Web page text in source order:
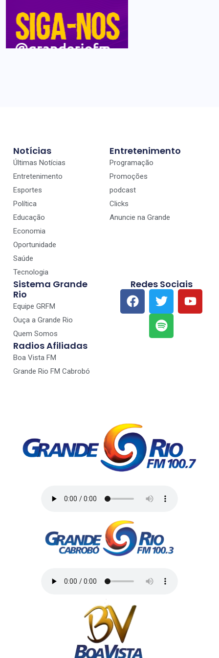
Notícias
Últimas Notícias
Entretenimento
Esportes
Política
Educação
Economia
Oportunidade
Saúde
Tecnologia
Entretenimento
Programação
Promoções
podcast
Clicks
Anuncie na Grande
Sistema Grande
Rio
Equipe GRFM
Ouça a Grande Rio
Quem Somos
Radios Afiliadas
Boa Vista FM
Grande Rio FM Cabrobó
Redes Sociais